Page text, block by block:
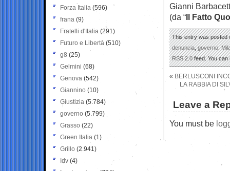
Gianni
(da “Il Fatto
This entry was posted
denuncia,governo,
RSS 2.0feed. You can
« BERLUSCONI
LA RABBIA DI
Leave a
You must be
Forza Italia (596)
frana (9)
Fratelli d'Italia (291)
Futuro e Libertà (510)
g8 (25)
Gelmini (68)
Genova (542)
Giannino (10)
Giustizia (5.784)
governo (5.799)
Grasso (22)
Green Italia (1)
Grillo (2.941)
Idv (4)